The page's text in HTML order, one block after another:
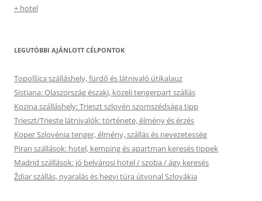
+ hotel
LEGUTÓBBI AJÁNLOTT CÉLPONTOK
Topolšica szálláshely, fürdő és látnivaló útikalauz
Sistiana: Olaszország északi, közeli tengerpart szállás
Kozina szálláshely: Trieszt szlovén szomszédsága tipp
Trieszt/Trieste látnivalók: története, élmény és érzés
Koper Szlovénia tenger, élmény, szállás és nevezetesség
Piran szállások: hotel, kemping és apartman keresés tippek
Madrid szállások: jó belvárosi hotel / szoba / ágy keresés
Ždiar szállás, nyaralás és hegyi túra útvonal Szlovákia